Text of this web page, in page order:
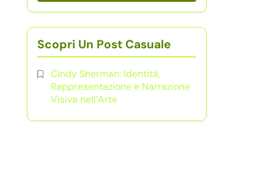
Scopri Un Post Casuale
Cindy Sherman: Identità,
Rappresentazione e Narrazione
Visiva nell’Arte